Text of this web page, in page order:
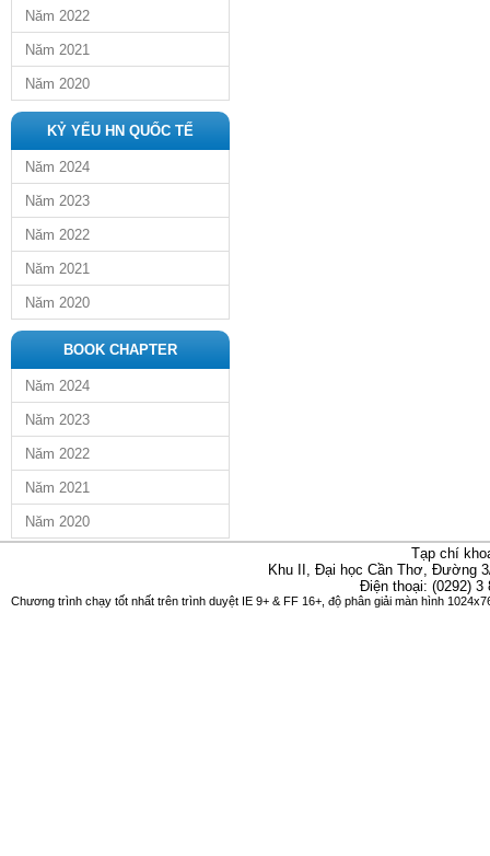
Năm 2022
Năm 2021
Năm 2020
KỶ YẾU HN QUỐC TẾ
Năm 2024
Năm 2023
Năm 2022
Năm 2021
Năm 2020
BOOK CHAPTER
Năm 2024
Năm 2023
Năm 2022
Năm 2021
Năm 2020
Tạp chí
Khu II, Đại học Cần Thơ, Đường
Điện thoại: (0292)
Chương trình chạy tốt nhất trên trình duyệt IE 9+ & FF 16+, độ phân giải màn hình